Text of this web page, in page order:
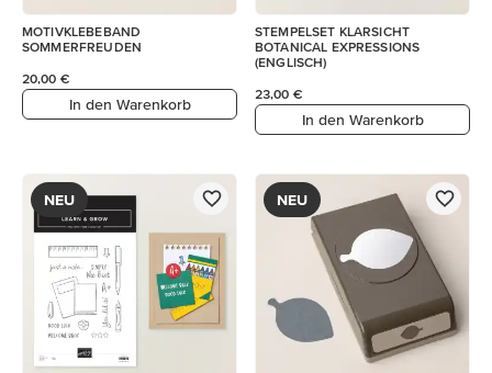
MOTIVKLEBEBAND
SOMMERFREUDEN
20,00 €
In den Warenkorb
STEMPELSET KLARSICHT
BOTANICAL EXPRESSIONS
(ENGLISCH)
23,00 €
In den Warenkorb
NEU NEU